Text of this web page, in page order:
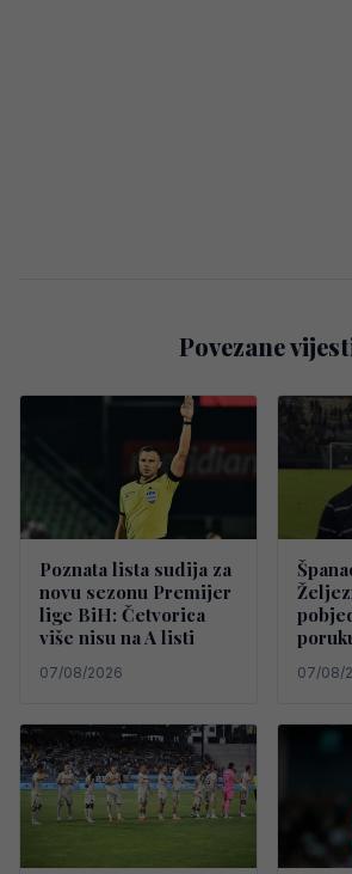
Povezane
Poznata lista sudija za
novu sezonu Premijer
lige BiH: Četvorica
više nisu na A listi
07/08/2026 07/08/